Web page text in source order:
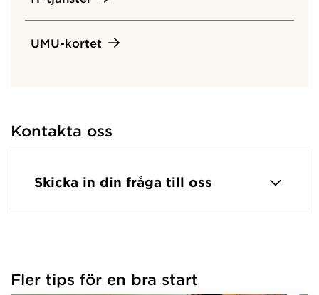
UMU-kortet
Kontakta oss
Skicka in din fråga till oss
Fler tips för en bra start